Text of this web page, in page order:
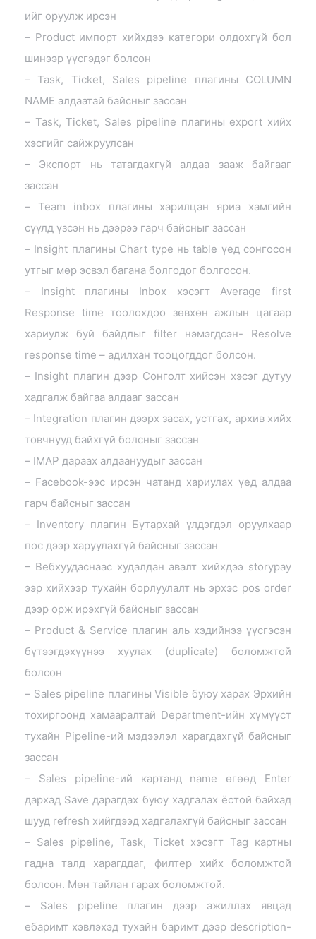
ийг оруулж ирсэн
– Product импорт хийхдээ категори олдохгүй бол
шинээр үүсгэдэг болсон
– Task, Ticket, Sales pipeline плагины COLUMN
NAME алдаатай байсныг зассан
– Task, Ticket, Sales pipeline плагины export хийх
хэсгийг сайжруулсан
– Экспорт нь татагдахгүй алдаа зааж байгааг
зассан
– Team inbox плагины харилцан яриа хамгийн
сүүлд үзсэн нь дээрээ гарч байсныг зассан
– Insight плагины Chart type нь table үед сонгосон
утгыг мөр эсвэл багана болгодог болгосон.
– Insight плагины Inbox хэсэгт Average first
Response time тоолохдоо зөвхөн ажлын цагаар
хариулж буй байдлыг filter нэмэгдсэн- Resolve
response time – адилхан тооцогддог болсон.
– Insight плагин дээр Сонголт хийсэн хэсэг дутуу
хадгалж байгаа алдааг зассан
– Integration плагин дээрх засах, устгах, архив хийх
товчнууд байхгүй болсныг зассан
– IMAP дараах алдаануудыг зассан
– Facebook-ээс ирсэн чатанд хариулах үед алдаа
гарч байсныг зассан
– Inventory плагин Бутархай үлдэгдэл оруулхаар
пос дээр харуулахгүй байсныг зассан
– Вебхуудаснаас худалдан авалт хийхдээ storypay
ээр хийхээр тухайн борлуулалт нь эрхэс pos order
дээр орж ирэхгүй байсныг зассан
– Product & Service плагин аль хэдийнээ үүсгэсэн
бүтээгдэхүүнээ хуулах (duplicate) боломжтой
болсон
– Sales pipeline плагины Visible буюу харах Эрхийн
тохиргоонд хамааралтай Department-ийн хүмүүст
тухайн Pipeline-ий мэдээлэл харагдахгүй байсныг
зассан
– Sales pipeline-ий картанд name өгөөд Enter
дархад Save дарагдах буюу хадгалах ёстой байхад
шууд refresh хийгдээд хадгалахгүй байсныг зассан
– Sales pipeline, Task, Ticket хэсэгт Tag картны
гадна талд харагддаг, филтер хийх боломжтой
болсон. Мөн тайлан гарах боломжтой.
– Sales pipeline плагин дээр ажиллах явцад
ебаримт хэвлэхэд тухайн баримт дээр description-